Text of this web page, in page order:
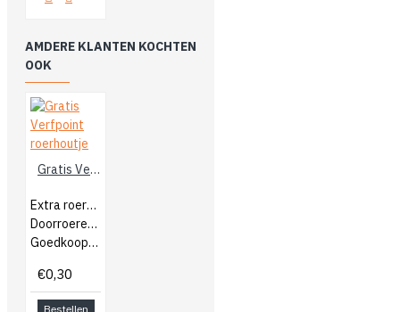
AMDERE KLANTEN KOCHTEN
OOK
Gratis Verfpoint roerhoutje
Extra roerhoutjes
Doorroeren van verf
Goedkoop bijbestellen
€0,30
Bestellen